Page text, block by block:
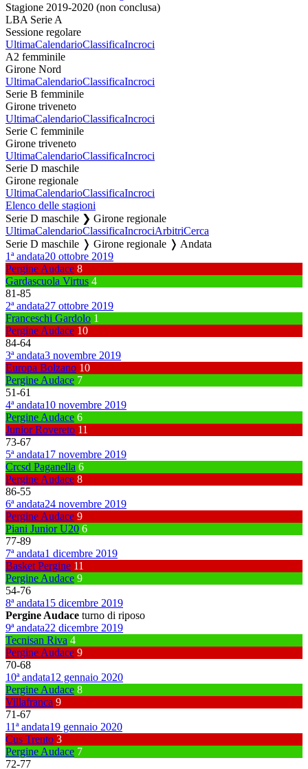
Stagione 2019-2020 (non conclusa)
LBA Serie A
Sessione regolare
UltimaCalendarioClassificaIncroci
A2 femminile
Girone Nord
UltimaCalendarioClassificaIncroci
Serie B femminile
Girone triveneto
UltimaCalendarioClassificaIncroci
Serie C femminile
Girone triveneto
UltimaCalendarioClassificaIncroci
Serie D maschile
Girone regionale
UltimaCalendarioClassificaIncroci
Elenco delle stagioni
Serie D maschile ❯ Girone regionale
UltimaCalendarioClassificaIncrociArbitriCerca
Serie D maschile ❭ Girone regionale ❭ Andata
1ª andata20 ottobre 2019
Pergine Audace 8
Gardascuola Virtus 4
81-85
2ª andata27 ottobre 2019
Franceschi Gardolo 1
Pergine Audace 10
84-64
3ª andata3 novembre 2019
Europa Bolzano 10
Pergine Audace 7
51-61
4ª andata10 novembre 2019
Pergine Audace 6
Junior Rovereto 11
73-67
5ª andata17 novembre 2019
Crcsd Paganella 6
Pergine Audace 8
86-55
6ª andata24 novembre 2019
Pergine Audace 9
Piani Junior U20 6
77-89
7ª andata1 dicembre 2019
Basket Pergine 11
Pergine Audace 9
54-76
8ª andata15 dicembre 2019
Pergine Audace turno di riposo
9ª andata22 dicembre 2019
Tecnisan Riva 4
Pergine Audace 9
70-68
10ª andata12 gennaio 2020
Pergine Audace 8
Villafranca 9
71-67
11ª andata19 gennaio 2020
Cus Trento 3
Pergine Audace 7
72-77